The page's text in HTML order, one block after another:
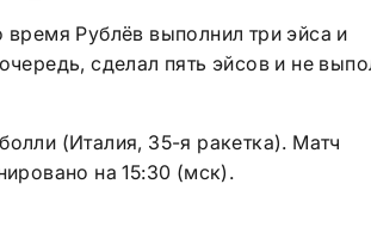
Рублёв выполнил три эйса и
сделал пять эйсов и не
(Италия, 35-я ракетка). Матч
на 15:30 (мск).